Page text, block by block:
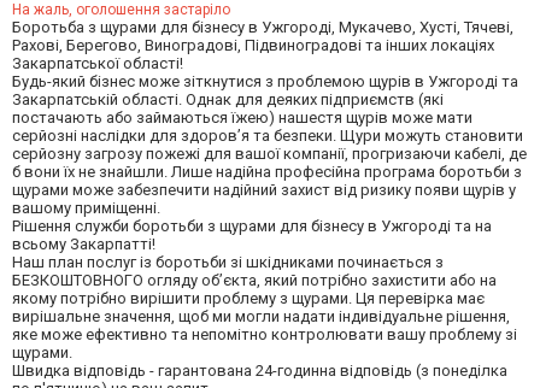
На жаль, оголошення застаріло
Боротьба з щурами для бізнесу в Ужгороді, Мукачево, Хусті, Тячеві,
Рахові, Берегово, Виноградові, Підвиноградові та інших локаціях
Закарпатської області!
Будь-який бізнес може зіткнутися з проблемою щурів в Ужгороді та
Закарпатській області. Однак для деяких підприємств (які
постачають або займаються їжею) нашестя щурів може мати
серйозні наслідки для здоров’я та безпеки. Щури можуть становити
серйозну загрозу пожежі для вашої компанії, прогризаючи кабелі, де
б вони їх не знайшли. Лише надійна професійна програма боротьби з
щурами може забезпечити надійний захист від ризику появи щурів у
вашому приміщенні.
Рішення служби боротьби з щурами для бізнесу в Ужгороді та на
всьому Закарпатті!
Наш план послуг із боротьби зі шкідниками починається з
БЕЗКОШТОВНОГО огляду об’єкта, який потрібно захистити або на
якому потрібно вирішити проблему з щурами. Ця перевірка має
вирішальне значення, щоб ми могли надати індивідуальне рішення,
яке може ефективно та непомітно контролювати вашу проблему зі
щурами.
Швидка відповідь - гарантована 24-годинна відповідь (з понеділка